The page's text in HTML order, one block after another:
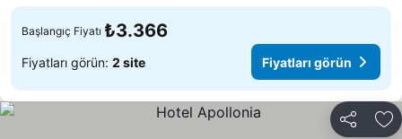
Başlangıç Fiyatı ₺3.366
Fiyatları görün: 2 site Fiyatları görün
Paylaş